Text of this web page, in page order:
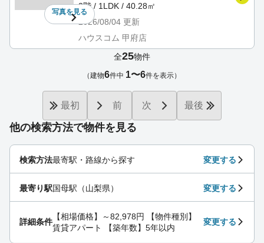
写真を見る
2階 / 1LDK / 40.28㎡
2026/08/04 更新
ハウスコム 甲府店
他の検索方法で物件を見る
検索方法最寄駅・路線から探す 変更する
最寄り駅国母駅（山梨県） 変更する
詳細条件
【相場価格】～82,978円 【物件種別】
賃貸アパート 【築年数】5年以内
変更する
全25物件
（建物6件中 1〜6件を表示）
最初 前 次 最後